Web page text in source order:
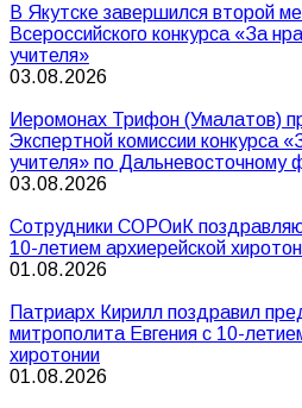
В Якутске завершился второй
Всероссийского конкурса «За
учителя»
03.08.2026
Иеромонах Трифон (Умалатов)
Экспертной комиссии конкурса
учителя» по Дальневосточному
03.08.2026
Сотрудники СОРОиК
10-летием архиерейской
01.08.2026
Патриарх Кирилл поздравил
митрополита Евгения с 10-
хиротонии
01.08.2026